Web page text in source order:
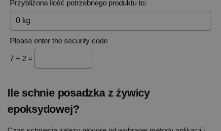
Przybliżona ilość potrzebnego produktu to:
Please enter the security code
7 + 2 =
Ile schnie posadzka z żywicy
epoksydowej?